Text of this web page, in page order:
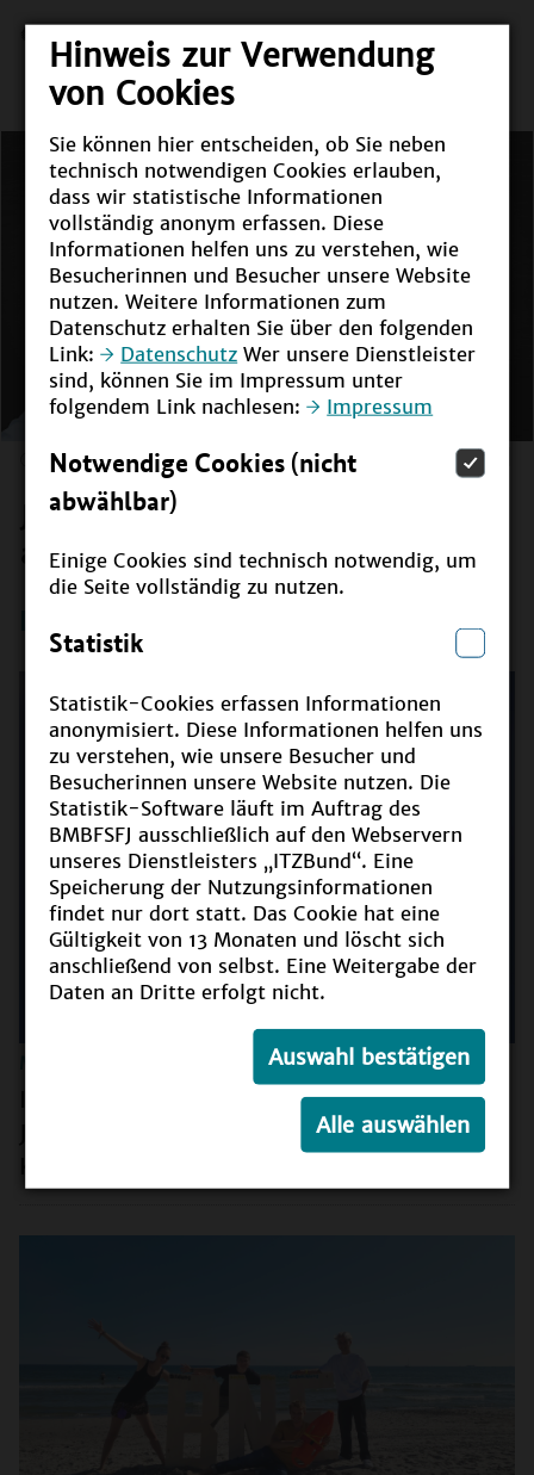
Hinweis zur Verwendung
von Cookies
Sie können hier entscheiden, ob Sie neben
technisch notwendigen Cookies erlauben,
dass wir statistische Informationen
vollständig anonym erfassen. Diese
Informationen helfen uns zu verstehen, wie
Besucherinnen und Besucher unsere Website
nutzen. Weitere Informationen zum
Datenschutz erhalten Sie über den folgenden
Link:
Datenschutz Wer unsere Dienstleister
sind, können Sie im Impressum unter
folgendem Link nachlesen:
Impressum
Notwendige Cookies (nicht
abwählbar)
Einige Cookies sind technisch notwendig, um
die Seite vollständig zu nutzen.
Statistik
Statistik-Cookies erfassen Informationen
anonymisiert. Diese Informationen helfen uns
zu verstehen, wie unsere Besucher und
Besucherinnen unsere Website nutzen. Die
Statistik-Software läuft im Auftrag des
BMBFSFJ ausschließlich auf den Webservern
unseres Dienstleisters „ITZBund“. Eine
Speicherung der Nutzungsinformationen
findet nur dort statt. Das Cookie hat eine
Gültigkeit von 13 Monaten und löscht sich
anschließend von selbst. Eine Weitergabe der
Daten an Dritte erfolgt nicht.
Auswahl bestätigen
Alle auswählen
Jetzt für die BNE-Infomail
anmelden!
Das ist neu bei BNE: unsere Meldungen
Internationale Konferenzen: youpan stärkt
Jugendbeteiligung für BNE und
JUGEND